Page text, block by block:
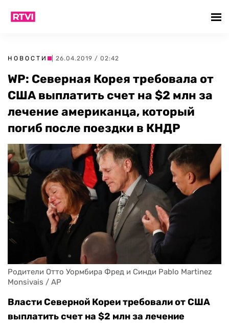
НОВОСТИ | 26.04.2019 / 02:42
WP: Северная Корея требовала от
США выплатить счет на $2 млн за
лечение американца, который
погиб после поездки в КНДР
Родители Отто Уормбира Фред и Синди Pablo Martinez
Monsivais / AP
Власти Северной Кореи требовали от США
выплатить счет на $2 млн за лечение